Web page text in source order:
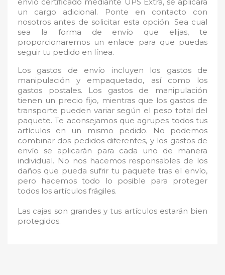
un cargo adicional. Ponte en contacto con
nosotros antes de solicitar esta opción. Sea cual
sea la forma de envío que elijas, te
proporcionaremos un enlace para que puedas
seguir tu pedido en línea.
Los gastos de envío incluyen los gastos de
manipulación y empaquetado, así como los
gastos postales. Los gastos de manipulación
tienen un precio fijo, mientras que los gastos de
transporte pueden variar según el peso total del
paquete. Te aconsejamos que agrupes todos tus
artículos en un mismo pedido. No podemos
combinar dos pedidos diferentes, y los gastos de
envío se aplicarán para cada uno de manera
individual. No nos hacemos responsables de los
daños que pueda sufrir tu paquete tras el envío,
pero hacemos todo lo posible para proteger
todos los artículos frágiles.
Las cajas son grandes y tus artículos estarán bien
protegidos.